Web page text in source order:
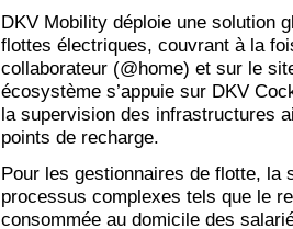
DKV Mobility déploie une solution
flottes électriques, couvrant à la
collaborateur (@home) et sur le
écosystème s’appuie sur DKV
la supervision des infrastructures
points de recharge.
Pour les gestionnaires de flotte, la
processus complexes tels que le
consommée au domicile des